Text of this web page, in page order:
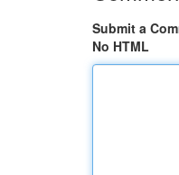
Submit a
No HTML